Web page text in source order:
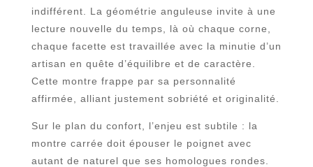
indifférent. La géométrie anguleuse invite à une
lecture nouvelle du temps, là où chaque corne,
chaque facette est travaillée avec la minutie d’un
artisan en quête d’équilibre et de caractère.
Cette montre frappe par sa personnalité
affirmée, alliant justement sobriété et originalité.
Sur le plan du confort, l’enjeu est subtile : la
montre carrée doit épouser le poignet avec
autant de naturel que ses homologues rondes.